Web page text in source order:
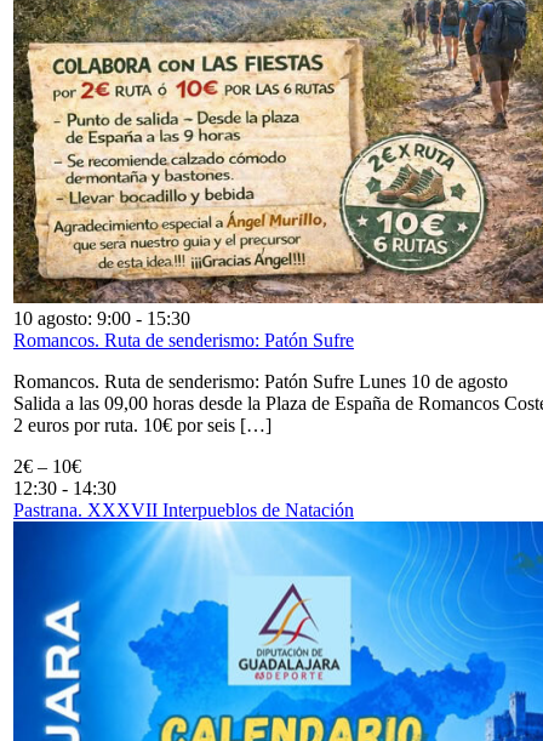
10 agosto: 9:00 - 15:30
Romancos. Ruta de senderismo: Patón Sufre
Romancos. Ruta de senderismo: Patón Sufre Lunes 10 de agosto
Salida a las 09,00 horas desde la Plaza de España de Romancos
2 euros por ruta. 10€ por seis […]
2€ – 10€
12:30 - 14:30
Pastrana. XXXVII Interpueblos de Natación